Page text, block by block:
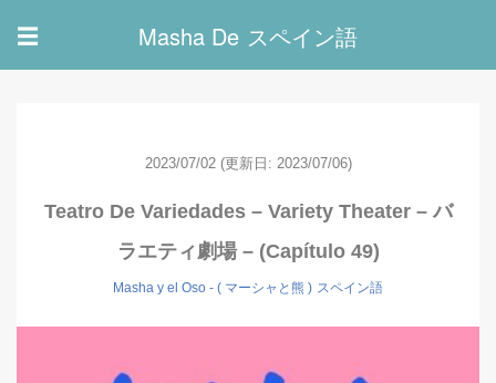
☰ Masha De スペイン語
2023/07/02 (更新日: 2023/07/06)
Teatro De Variedades – Variety Theater – バ
ラエティ劇場 – (Capítulo 49)
Masha y el Oso - ( マーシャと熊 ) スペイン語